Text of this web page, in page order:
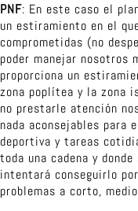
PNF: En este caso el
un estiramiento en el
comprometidas (no
poder manejar nosotros
proporciona un
zona poplítea y la zona
no prestarle atención
nada aconsejables para
deportiva y tareas
toda una cadena y
intentará conseguirlo
problemas a corto,